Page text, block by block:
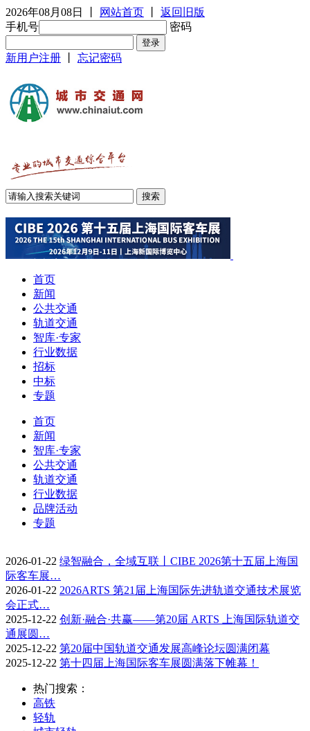
2026年08月08日 网站首页
返回旧版
手机号
密码
新用户注册 忘记密码
首页
新闻
公共交通
轨道交通
智库·专家
行业数据
招标
中标
专题
首页
新闻
智库·专家
公共交通
轨道交通
行业数据
品牌活动
专题
2026-01-22 绿智融合，全域互联丨CIBE 2026第十五届上海国
际客车展…
2026-01-22 2026ARTS 第21届上海国际先进轨道交通技术展览
会正式…
2025-12-22 创新·融合·共赢——第20届 ARTS 上海国际轨道交
通展圆…
2025-12-22 第20届中国轨道交通发展高峰论坛圆满闭幕
2025-12-22 第十四届上海国际客车展圆满落下帷幕！
热门搜索：
高铁
轻轨